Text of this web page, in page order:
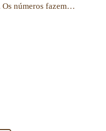
números fazem…